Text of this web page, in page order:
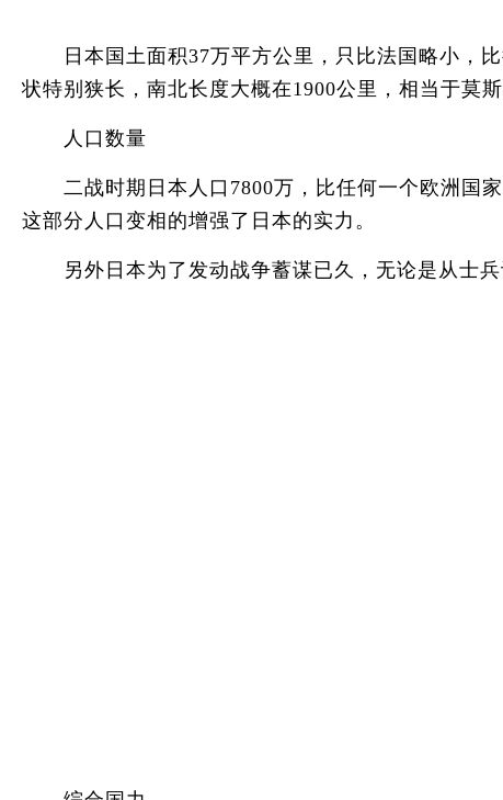
日本国土面积37万平方公里，只比法国略小，比
状特别狭长，南北长度大概在1900公里，相当于莫斯
人口数量
二战时期日本人口7800万，比任何一个欧洲国家
这部分人口变相的增强了日本的实力。
另外日本为了发动战争蓄谋已久，无论是从士兵